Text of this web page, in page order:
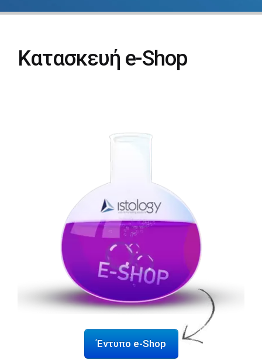
Κατασκευή e-Shop
Έντυπο e-Shop